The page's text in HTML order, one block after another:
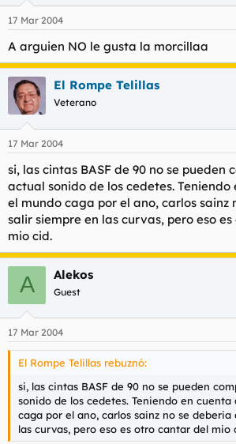
17 Mar 2004
A arguien NO le gusta la morcillaa
El Rompe Telillas
Veterano
17 Mar 2004
si, las cintas BASF de 90 no se pueden
actual sonido de los cedetes.
el mundo caga por el ano, carlos sainz
salir siempre en las curvas, pero eso
mio cid.
A Alekos
Guest
17 Mar 2004
El Rompe Telillas rebuznó:
si, las cintas BASF de 90 no se pueden
sonido de los cedetes. Teniendo en
caga por el ano, carlos sainz no se deberia
las curvas, pero eso es otro cantar del mio